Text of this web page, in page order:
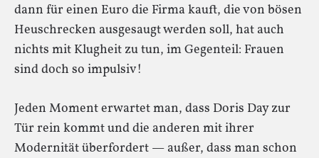
dann für einen Euro die Firma kauft, die von bösen
Heuschrecken ausgesaugt werden soll, hat auch
nichts mit Klugheit zu tun, im Gegenteil: Frauen
sind doch so impulsiv!
Jeden Moment erwartet man, dass Doris Day zur
Tür rein kommt und die anderen mit ihrer
Modernität überfordert — außer, dass man schon